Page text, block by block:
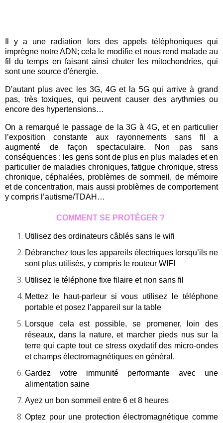
Il y a une radiation lors des appels téléphoniques qui
imprègne notre ADN; cela le modifie et nous rend malade au
fil du temps en faisant ainsi chuter les mitochondries, qui
sont une source d'énergie.
D'autant plus avec les 3G, 4G et la 5G qui arrive à grand
pas, très toxiques, qui peuvent causer des arythmies ou
encore des hypertensions…
On a remarqué le passage de la 3G à 4G, et en particulier
l’exposition constante aux rayonnements sans fil a
augmenté de façon spectaculaire. Non pas sans
conséquences : les gens sont de plus en plus malades et en
particulier de maladies chroniques, fatigue chronique, stress
chronique, céphalées, problèmes de sommeil, de mémoire
et de concentration, mais aussi problèmes de comportement
y compris l’autisme/TDAH…
COMMENT SE PROTÉGER ?
Utilisez des ordinateurs câblés sans le wifi
Débranchez tous les appareils électriques lorsqu’ils ne
sont plus utilisés, y compris le routeur WIFI
Utilisez le téléphone fixe filaire et non sans fil
Mettez le haut-parleur si vous utilisez le téléphone
portable et posez l’appareil sur la table
Lorsque cela est possible, se promener, loin des
réseaux, dans la nature, et marcher pieds nus sur la
terre qui capte tout ce stress oxydatif des micro-ondes
et champs électromagnétiques en général.
Gardez votre immunité performante avec une
alimentation saine
Ayez un bon sommeil entre 6 et 8 heures
Optez pour une protection électromagnétique comme